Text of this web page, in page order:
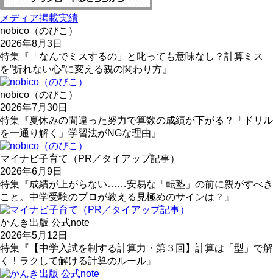
メディア掲載実績
nobico（のびこ）
2026年8月3日
特集『「なんでミスするの」と叱っても意味なし？計算ミス
を”折れない心”に変える親の関わり方』
nobico（のびこ）
2026年7月30日
特集『夏休みの間違った努力で算数の成績が下がる？「ドリル
を一通り解く」学習法がNGな理由』
マイナビ子育て（PR／タイアップ記事）
2026年6月9日
特集『成績が上がらない……安易な「転塾」の前に親がすべき
こと。中学受験のプロが教える見極めのサインは？』
かんき出版 公式note
2026年5月12日
特集『【中学入試を制する計算力・第３回】計算は「型」で解
く！ラクして解ける計算のルール』